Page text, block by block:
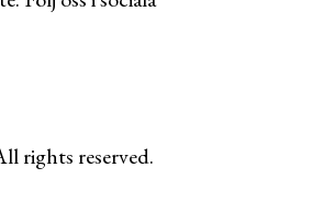
rights reserved.